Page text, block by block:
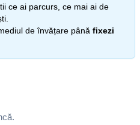
ce ai parcurs, ce mai ai de
de învățare până fixezi